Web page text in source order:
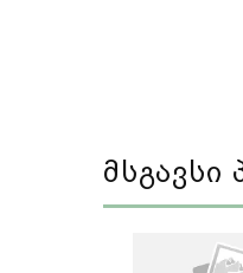
Მსგავსი